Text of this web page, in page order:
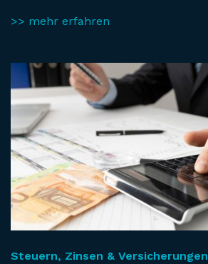
>> mehr erfahren
Steuern, Zinsen & Versicherungen